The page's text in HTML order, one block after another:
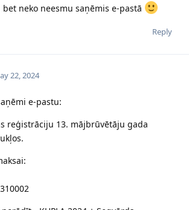
bet neko neesmu saņēmis e-pastā
Reply
22, 2024
e-pastu:
reģistrāciju 13. mājbrūvētāju gada